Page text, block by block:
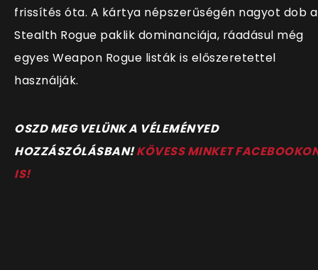
frissítés óta. A kártya népszerűségén nagyot dob a
Stealth Rogue paklik dominanciája, ráadásul még
egyes Weapon Rogue listák is előszeretettel
használják.
OSZD MEG VELÜNK A VÉLEMÉNYED
HOZZÁSZÓLÁSBAN!KÖVESS MINKET
IS!